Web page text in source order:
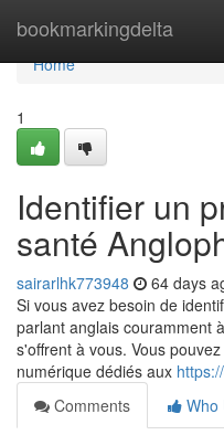
bookmarkingdelta
Home
Home
1
Identifier un
santé
sairarlhk773948 64 days
Si vous avez besoin de
parlant anglais couramment
s'offrent à vous. Vous
numérique dédiés aux
Comments
Who